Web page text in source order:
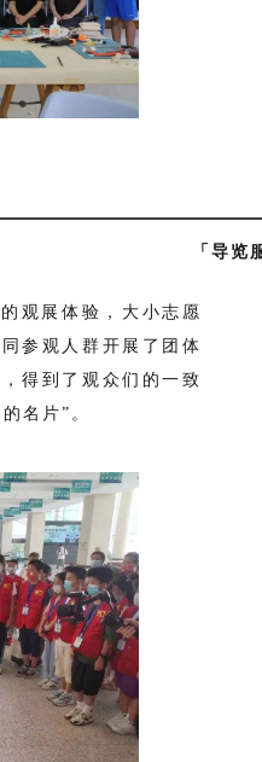
「导览
观展体验，大小志愿
参观人群开展了团体
得到了观众们的一致
名片”。